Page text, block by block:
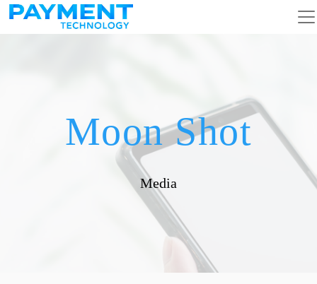
コンテンツへスキップ
メインナビゲーション
Moon Shot
Media